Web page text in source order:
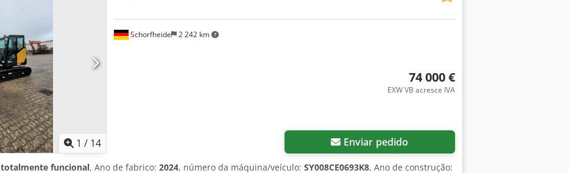
1 / 14
Schorfheide 2 242 km
74 000 €
EXW VB acresce IVA
Enviar pedido
totalmente funcional, Ano de fabrico: 2024, número da máquina/veículo: SY008CE0693K8, Ano de construção: